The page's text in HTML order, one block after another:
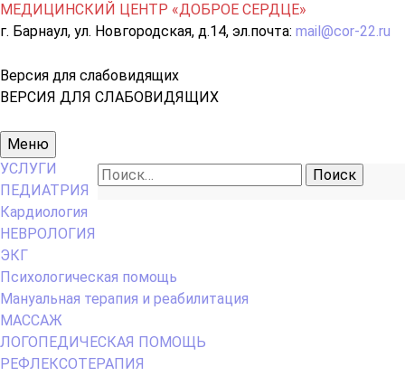
МЕДИЦИНСКИЙ ЦЕНТР «ДОБРОЕ СЕРДЦЕ»
г. Барнаул, ул. Новгородская, д.14, эл.почта: mail@cor-22.ru
Версия для слабовидящих
ВЕРСИЯ ДЛЯ СЛАБОВИДЯЩИХ
Основное
меню
Меню
Найти:
УСЛУГИ
ПЕДИАТРИЯ
Кардиология
НЕВРОЛОГИЯ
ЭКГ
Психологическая помощь
Мануальная терапия и реабилитация
МАССАЖ
ЛОГОПЕДИЧЕСКАЯ ПОМОЩЬ
РЕФЛЕКСОТЕРАПИЯ